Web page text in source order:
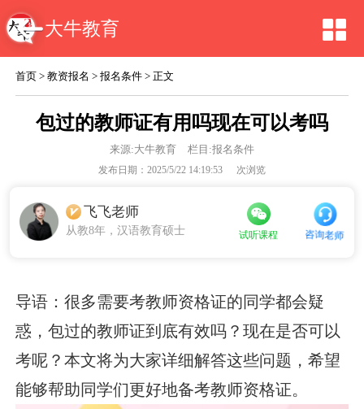
大牛教育
首页 >教资报名 >报名条件 > 正文
包过的教师证有用吗现在可以考吗
来源:大牛教育 栏目:报名条件
发布日期：2025/5/22 14:19:53 次浏览
飞飞老师
从教8年，汉语教育硕士 试听课程 咨询老师
导语：很多需要考教师资格证的同学都会疑
惑，包过的教师证到底有效吗？现在是否可以
考呢？本文将为大家详细解答这些问题，希望
能够帮助同学们更好地备考教师资格证。